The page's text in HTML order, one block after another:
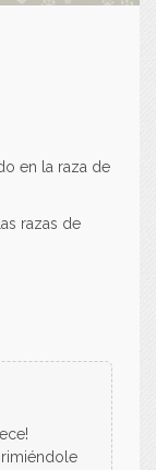
en la raza de
razas de